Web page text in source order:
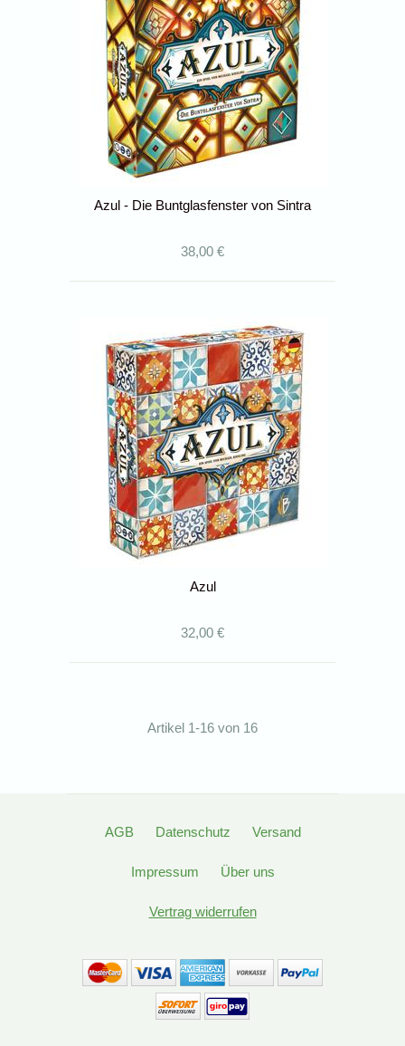
Azul - Die Buntglasfenster von Sintra
38,00 €
Azul
32,00 €
Artikel 1-16 von 16
AGB Datenschutz Versand
Impressum Über uns
Vertrag widerrufen